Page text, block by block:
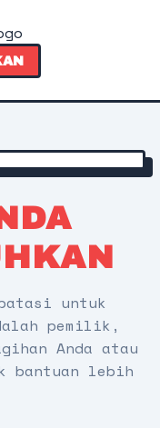
untuk
pemilik,
Anda atau
bantuan lebih